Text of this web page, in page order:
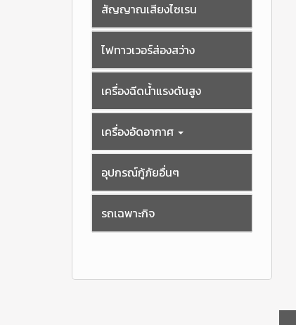
สัญญาณเสียงไซเรน
ไฟทาวเวอร์ส่องสว่าง
เครื่องฉีดน้ำแรงดันสูง
เครื่องอัดอากาศ
อุปกรณ์กู้ภัยอื่นๆ
รถเฉพาะกิจ